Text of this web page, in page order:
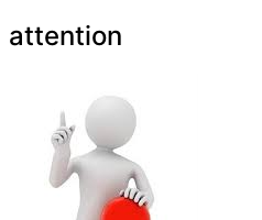
attention